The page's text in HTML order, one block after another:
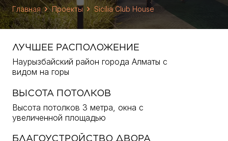
Главная Проекты Sicilia Club House
ЛУЧШЕЕ РАСПОЛОЖЕНИЕ
Наурызбайский район города Алматы с
видом на горы
ВЫСОТА ПОТОЛКОВ
Высота потолков 3 метра, окна с
увеличенной площадью
БЛАГОУСТРОЙСТВО ДВОРА